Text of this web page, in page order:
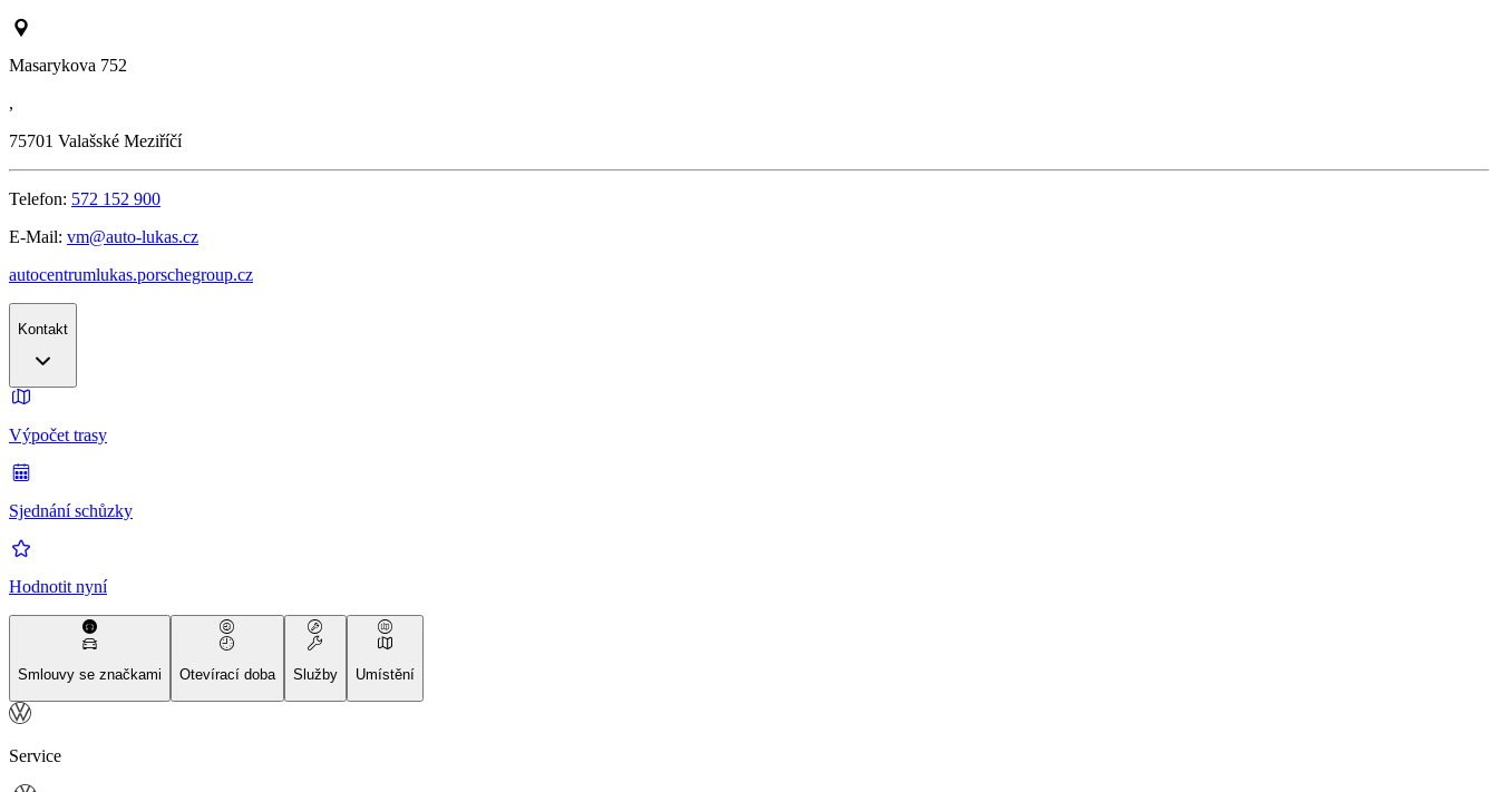
Masarykova 752
,
75701 Valašské Meziříčí
Telefon: 572 152 900
E-Mail: vm@auto-lukas.cz
autocentrumlukas.porschegroup.cz
Kontakt
Výpočet trasy
Sjednání schůzky
Hodnotit nyní
Smlouvy se značkami Otevírací doba Služby Umístění
Service